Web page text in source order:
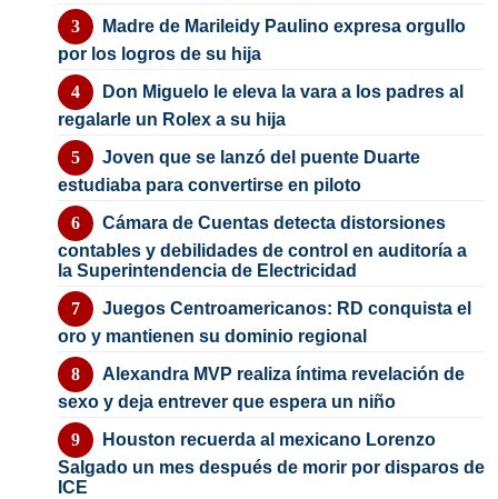
Madre de Marileidy Paulino expresa orgullo
por los logros de su hija
Don Miguelo le eleva la vara a los padres al
regalarle un Rolex a su hija
Joven que se lanzó del puente Duarte
estudiaba para convertirse en piloto
Cámara de Cuentas detecta distorsiones
contables y debilidades de control en auditoría a
la Superintendencia de Electricidad
Juegos Centroamericanos: RD conquista el
oro y mantienen su dominio regional
Alexandra MVP realiza íntima revelación de
sexo y deja entrever que espera un niño
Houston recuerda al mexicano Lorenzo
Salgado un mes después de morir por disparos de
ICE